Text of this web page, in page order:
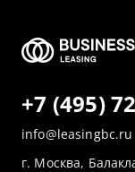
+7 (495)
info@leasingbc.ru
г. Москва,